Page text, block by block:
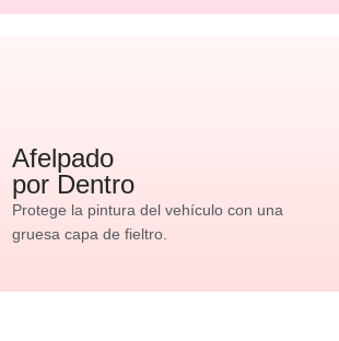
Afelpado
por Dentro
Protege la pintura del vehículo con una
gruesa capa de fieltro.